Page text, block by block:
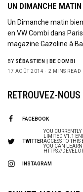
UN DIMANCHE
Un Dimanche matin
en VW Combi dans
magazine Gazoline à
BY SÉBASTIEN | BE COMBI
17 AOÛT 2014
2 MINS READ
RETROUVEZ-NOUS
FACEBOOK
TWITTER
YOU
LIMITED V1.1
ACCESS TO THIS
YOU CAN
HTTPS://
INSTAGRAM